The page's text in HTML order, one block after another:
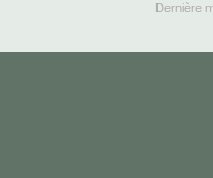
Dernière